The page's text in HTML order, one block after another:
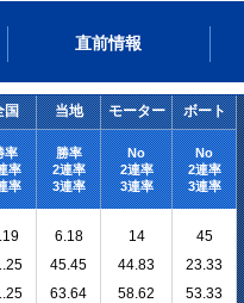
直前情報
国 当地 モーター ボート
率
率
率
勝率
2連率
3連率
No
2連率
3連率
No
2連率
3連率
6.18
45.45
63.64
14
44.83
58.62
45
23.33
53.33